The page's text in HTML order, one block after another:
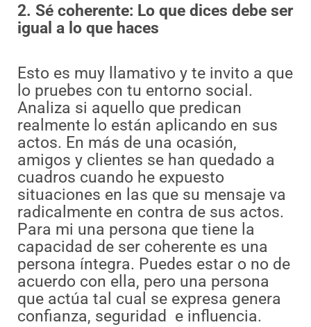
2. Sé coherente: Lo que dices debe ser
igual a lo que haces
Esto es muy llamativo y te invito a que
lo pruebes con tu entorno social.
Analiza si aquello que predican
realmente lo están aplicando en sus
actos. En más de una ocasión,
amigos y clientes se han quedado a
cuadros cuando he expuesto
situaciones en las que su mensaje va
radicalmente en contra de sus actos.
Para mi una persona que tiene la
capacidad de ser coherente es una
persona íntegra. Puedes estar o no de
acuerdo con ella, pero una persona
que actúa tal cual se expresa genera
confianza, seguridad e influencia.